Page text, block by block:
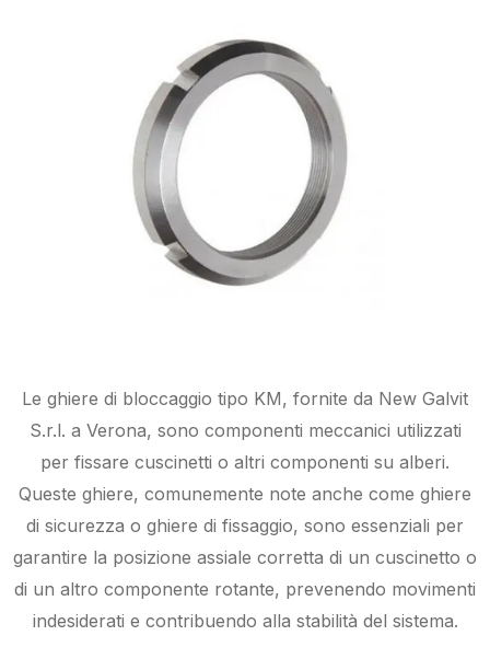
Le ghiere di bloccaggio tipo KM, fornite da New Galvit
S.r.l. a Verona, sono componenti meccanici utilizzati
per fissare cuscinetti o altri componenti su alberi.
Queste ghiere, comunemente note anche come ghiere
di sicurezza o ghiere di fissaggio, sono essenziali per
garantire la posizione assiale corretta di un cuscinetto o
di un altro componente rotante, prevenendo movimenti
indesiderati e contribuendo alla stabilità del sistema.